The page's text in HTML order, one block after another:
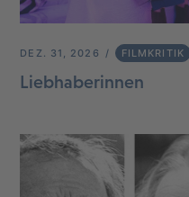
DEZ. 31, 2026 FILMKRITIK
Liebhaberinnen